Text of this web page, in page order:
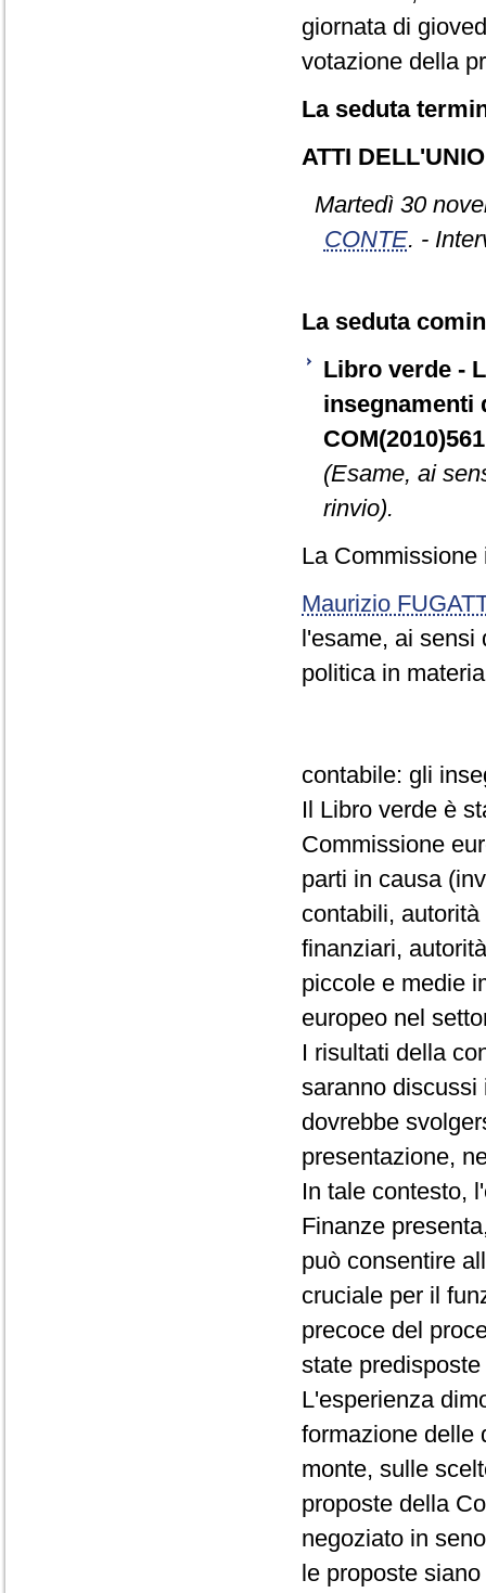
giornata di
votazione della
La seduta
ATTI
Martedì 30
CONTE. -
La seduta
Libro verde -
insegnamenti
(Esame, ai
rinvio).
La
Maurizio
l'esame, ai sensi
politica in
contabile: gli
Il Libro verde è
Commissione
parti in causa
contabili,
finanziari,
piccole e medie
europeo nel
I risultati della
saranno discussi
dovrebbe
presentazione,
In tale contesto,
Finanze
può consentire
cruciale per il
precoce del
state
L'esperienza
formazione delle
monte, sulle
proposte della
negoziato in
le proposte